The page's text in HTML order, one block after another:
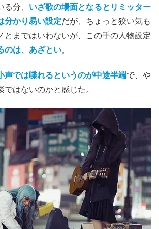
分、 いざ歌の場面となるとリミッター
分かり易い設定だが、ちょっと狡い気も
とまではいわないが、この手の人物設定
のは、あざとい。
声では喋れるというのが中途半端で、や
ではないのかと感じた。